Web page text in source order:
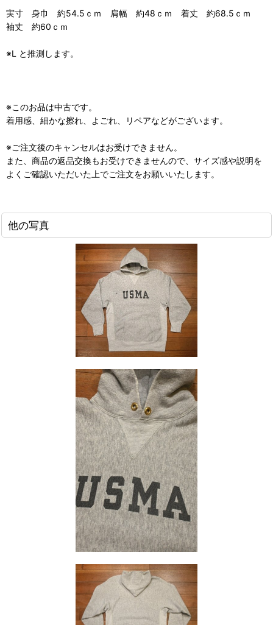
実寸 身巾 約54.5ｃｍ 肩幅 約48ｃｍ 着丈 約68.5ｃｍ
袖丈 約60ｃｍ
※L と推測します。
※このお品は中古です。
着用感、細かな擦れ、よごれ、リペアなどがございます。
※ご注文後のキャンセルはお受けできません。
また、商品の返品交換もお受けできませんので、サイズ感や説明を
よくご確認いただいた上でご注文をお願いいたします。
他の写真